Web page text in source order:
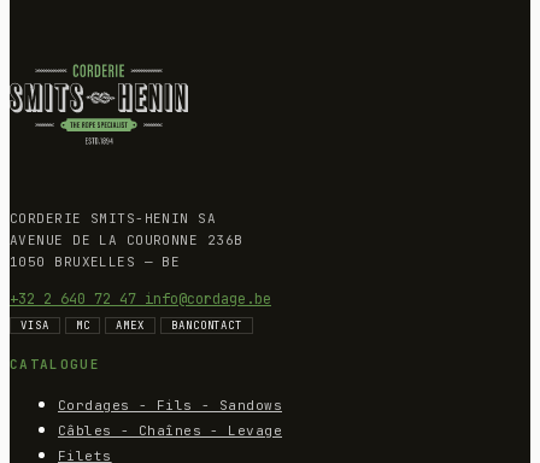
CORDERIE SMITS-HENIN SA
AVENUE DE LA COURONNE 236B
1050 BRUXELLES — BE
+32 2 640 72 47 info@cordage.be
VISA MC AMEX BANCONTACT
CATALOGUE
Cordages - Fils - Sandows
Câbles - Chaînes - Levage
Filets